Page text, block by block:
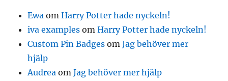
Ewa omHarry Potter hade nyckeln!
iva examples omHarry Potter hade nyckeln!
Custom Pin Badges omJag behöver mer
hjälp
Audrea omJag behöver mer hjälp